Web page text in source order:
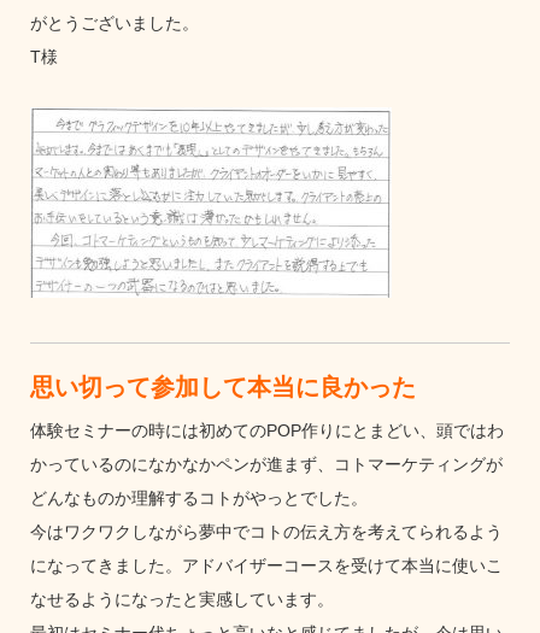
がとうございました。
T様
思い切って参加して本当に良かった
体験セミナーの時には初めてのPOP作りにとまどい、頭ではわ
かっているのになかなかペンが進まず、コトマーケティングが
どんなものか理解するコトがやっとでした。
今はワクワクしながら夢中でコトの伝え方を考えてられるよう
になってきました。アドバイザーコースを受けて本当に使いこ
なせるようになったと実感しています。